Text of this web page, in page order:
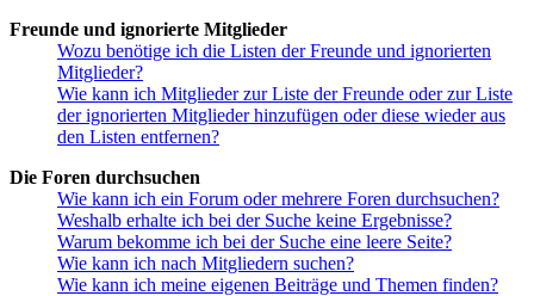
Freunde und ignorierte Mitglieder
Wozu benötige ich die Listen der Freunde und ignorierten
Mitglieder?
Wie kann ich Mitglieder zur Liste der Freunde oder zur Liste
der ignorierten Mitglieder hinzufügen oder diese wieder aus
den Listen entfernen?
Die Foren durchsuchen
Wie kann ich ein Forum oder mehrere Foren durchsuchen?
Weshalb erhalte ich bei der Suche keine Ergebnisse?
Warum bekomme ich bei der Suche eine leere Seite?
Wie kann ich nach Mitgliedern suchen?
Wie kann ich meine eigenen Beiträge und Themen finden?